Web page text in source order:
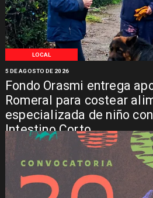
LOCAL
Fondo Orasmi entrega
Romeral para costear
especializada de niño
Intestino Corto
5 DE AGOSTO DE 2026